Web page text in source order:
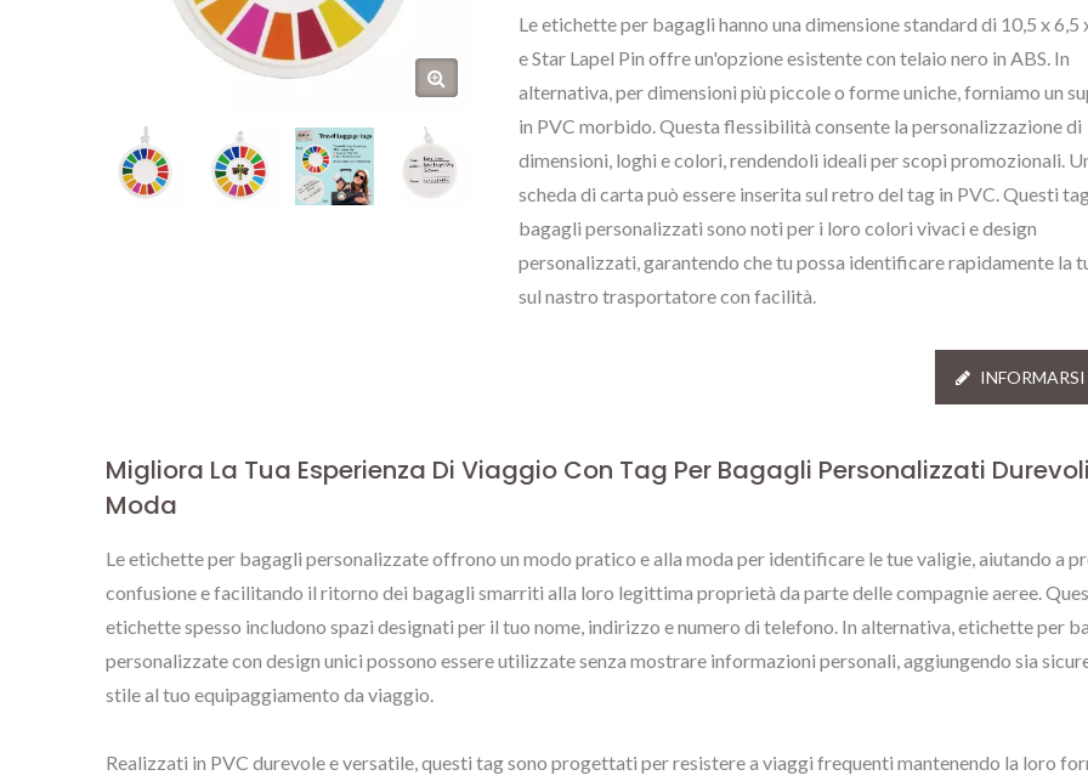
Le etichette per bagagli hanno una dimensione standard di 10,5 x 6,5
e Star Lapel Pin offre un'opzione esistente con telaio nero in ABS. In
alternativa, per dimensioni più piccole o forme uniche, forniamo un
in PVC morbido. Questa flessibilità consente la personalizzazione di
dimensioni, loghi e colori, rendendoli ideali per scopi promozionali.
scheda di carta può essere inserita sul retro del tag in PVC. Questi
bagagli personalizzati sono noti per i loro colori vivaci e design
personalizzati, garantendo che tu possa identificare rapidamente la
sul nastro trasportatore con facilità.
Migliora La Tua Esperienza Di Viaggio Con Tag Per Bagagli Personalizzati
Moda
Le etichette per bagagli personalizzate offrono un modo pratico e alla moda per identificare le tue valigie, aiutando a
confusione e facilitando il ritorno dei bagagli smarriti alla loro legittima proprietà da parte delle compagnie aeree.
etichette spesso includono spazi designati per il tuo nome, indirizzo e numero di telefono. In alternativa, etichette per
personalizzate con design unici possono essere utilizzate senza mostrare informazioni personali, aggiungendo sia
stile al tuo equipaggiamento da viaggio.
Realizzati in PVC durevole e versatile, questi tag sono progettati per resistere a viaggi frequenti mantenendo la loro
Etichette Metalliche
Personalizzate
Spilla Personalizzata
Etichette